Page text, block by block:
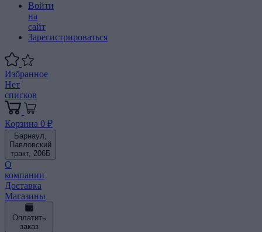
Войти
на
сайт
Зарегистрироваться
Избранное
Нет
списков
Корзина 0 ₽
Барнаул,
Павловский
тракт, 206Б
О
компании
Доставка
Магазины
Оплатить
заказ